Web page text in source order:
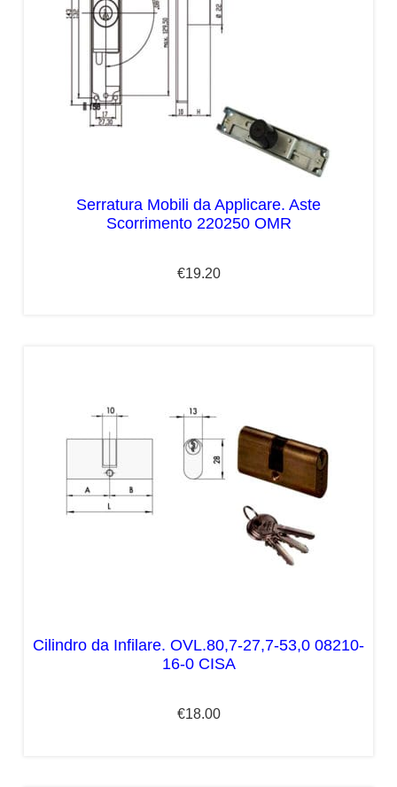
Serratura Mobili da Applicare. Aste
Scorrimento 220250 OMR
€19.20
Cilindro da Infilare. OVL.80,7-27,7-53,0 08210-
16-0 CISA
€18.00